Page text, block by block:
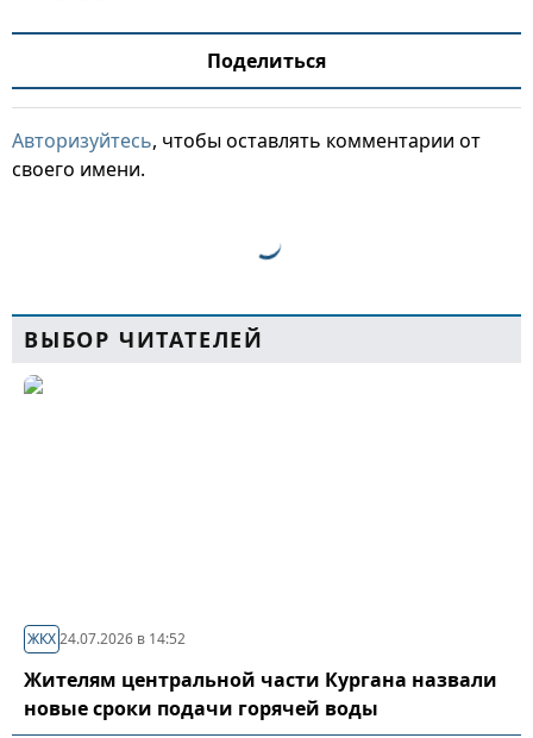
Поделиться
Авторизуйтесь, чтобы оставлять комментарии от
своего имени.
ВЫБОР ЧИТАТЕЛЕЙ
ЖКХ24.07.2026 в 14:52
Жителям центральной части Кургана назвали
новые сроки подачи горячей воды